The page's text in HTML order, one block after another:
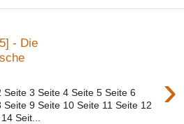
- Die
›
Seite 3 Seite 4 Seite 5 Seite 6
Seite 9 Seite 10 Seite 11 Seite 12
Seit...